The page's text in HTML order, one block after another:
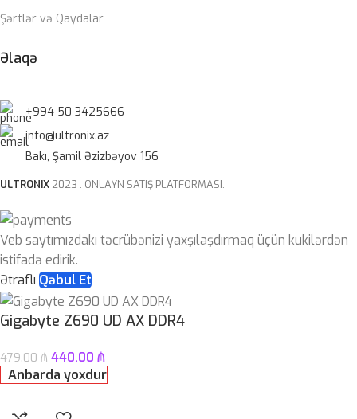
Şərtlər və Qaydalar
Əlaqə
+994 50 3425666
info@ultronix.az
Bakı, Şamil Əzizbəyov 156
ULTRONIX 2023 . ONLAYN SATIŞ PLATFORMASI.
Veb saytımızdakı təcrübənizi yaxşılaşdırmaq üçün kukilərdən
istifadə edirik.
Ətraflı Qəbul Et
Gigabyte Z690 UD AX DDR4
479.00₼ 440.00 ₼
Anbarda yoxdur